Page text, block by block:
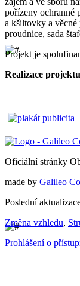
pořízeny ochranné
a kšiltovky a věcné
proudnice, sada
Projekt je
Realizace projektu
Oficiální stránky
made by Galileo
Poslední
Změna vzhledu,
Prohlášení o